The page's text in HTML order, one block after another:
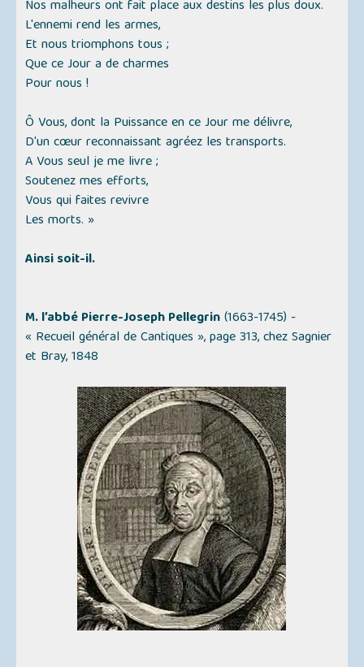
Nos malheurs ont fait place aux destins les plus doux.
L'ennemi rend les armes,
Et nous triomphons tous ;
Que ce Jour a de charmes
Pour nous !
Ô Vous, dont la Puissance en ce Jour me délivre,
D'un cœur reconnaissant agréez les transports.
A Vous seul je me livre ;
Soutenez mes efforts,
Vous qui faites revivre
Les morts. »
Ainsi soit-il.
M. l’abbé Pierre-Joseph Pellegrin(1663-1745) -
« Recueil général de Cantiques »,page 313, chez Sagnier
et Bray, 1848